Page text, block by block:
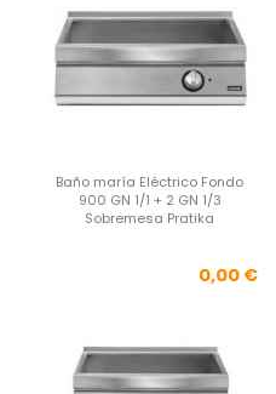
Baño maría Eléctrico Fondo
900 GN 1/1 + 2 GN 1/3
Sobremesa Pratika
0,00 €